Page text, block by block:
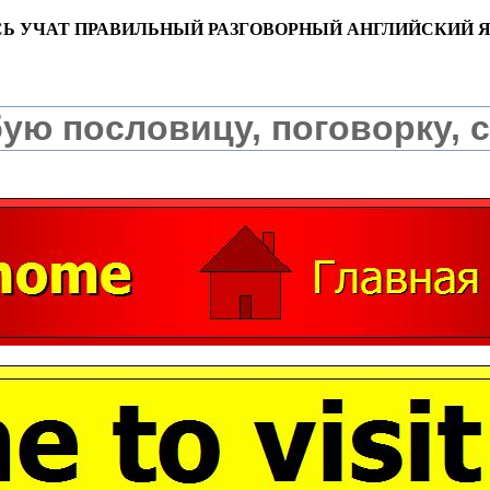
УЧАТ ПРАВИЛЬНЫЙ РАЗГОВОРНЫЙ АНГЛИЙСКИЙ